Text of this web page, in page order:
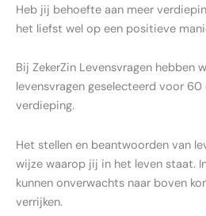
Heb jij behoefte aan meer
het liefst wel op een positieve
Bij ZekerZin Levensvragen
levensvragen geselecteerd voor
verdieping.
Het stellen en beantwoorden van
wijze waarop jij in het leven staat.
kunnen onverwachts naar boven
verrijken.